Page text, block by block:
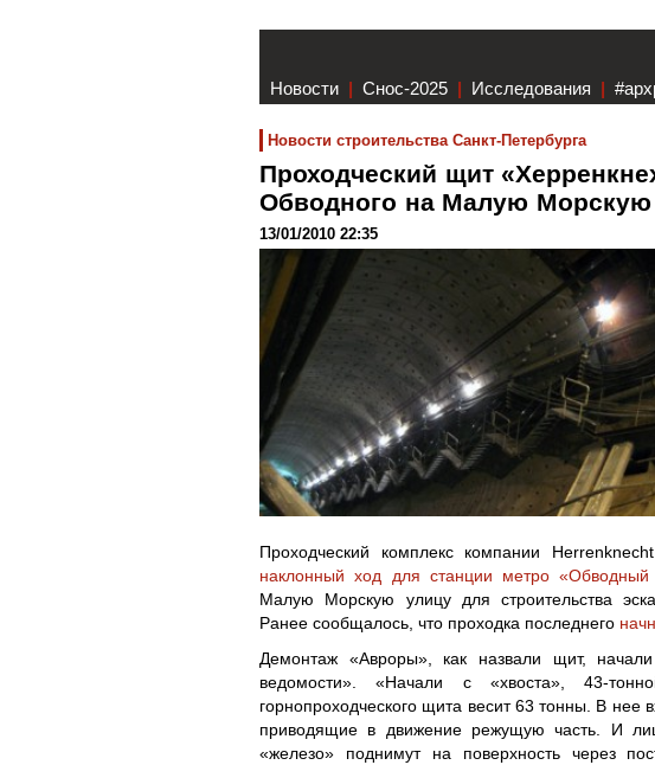
Новости | Снос-2025 | Исследования |
Новости строительства Санкт-Петербурга
Проходческий щит
Обводного на Малую Морскую
13/01/2010 22:35
Проходческий комплекс компании
наклонный ход для станции метро «Обводный
Малую Морскую улицу для строительства
Ранее сообщалось, что проходка последнего
Демонтаж «Авроры», как назвали щит, начали
ведомости». «Начали с «хвоста», 43-
горнопроходческого щита весит 63 тонны. В нее
приводящие в движение режущую часть. И
«железо» поднимут на поверхность через